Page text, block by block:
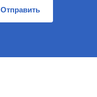
Отправить